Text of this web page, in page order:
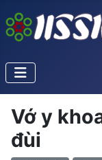
Vớ y
đùi